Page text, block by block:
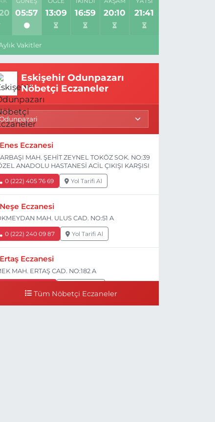
05:57 13:09 16:59 20:10 21:41
Vakitler
Eskişehir Odunpazarı
Nöbetçi Eczaneler
Enes Eczanesi
MAH. ŞEHİT ZEYNEL TOKÖZ SOK. NO:39
ANADOLU HASTANESİ ACİL ÇIKIŞI KARŞISI
0 (222) 405 76 69 Yol Tarifi Al
Neşe Eczanesi
MAH. ULUS CAD. NO:51 A
0 (222) 240 09 87 Yol Tarifi Al
Ertaş Eczanesi
MAH. ERTAŞ CAD. NO:182 A
Tüm Nöbetçi Eczaneler